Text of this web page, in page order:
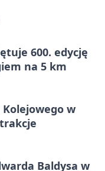
600. edycję
na 5 km
w
Baldysa w